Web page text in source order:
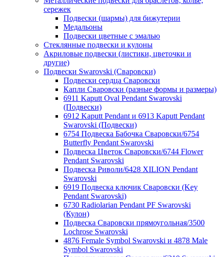
сережек
Подвески (шармы) для бижутерии
Медальоны
Подвески цветные с эмалью
Стеклянные подвески и кулоны
Акриловые подвески (листики, цветочки и
другие)
Подвески Swarovski (Сваровски)
Подвески сердца Сваровски
Капли Сваровски (разные формы и размеры)
6911 Kaputt Oval Pendant Swarovski
(Подвески)
6912 Kaputt Pendant и 6913 Kaputt Pendant
Swarovski (Подвески)
6754 Подвеска Бабочка Сваровски/6754
Butterfly Pendant Swarovski
Подвеска Цветок Сваровски/6744 Flower
Pendant Swarovski
Подвеска Риволи/6428 XILION Pendant
Swarovski
6919 Подвеска ключик Сваровски (Key
Pendant Swarovski)
6730 Radiolarian Pendant PF Swarovski
(Кулон)
Подвеска Сваровски прямоугольная/3500
Lochrose Swarovski
4876 Female Symbol Swarovski и 4878 Male
Symbol Swarovski